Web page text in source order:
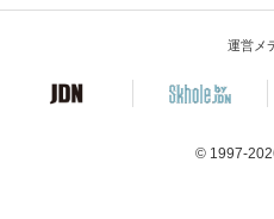
運営メ
© 1997-